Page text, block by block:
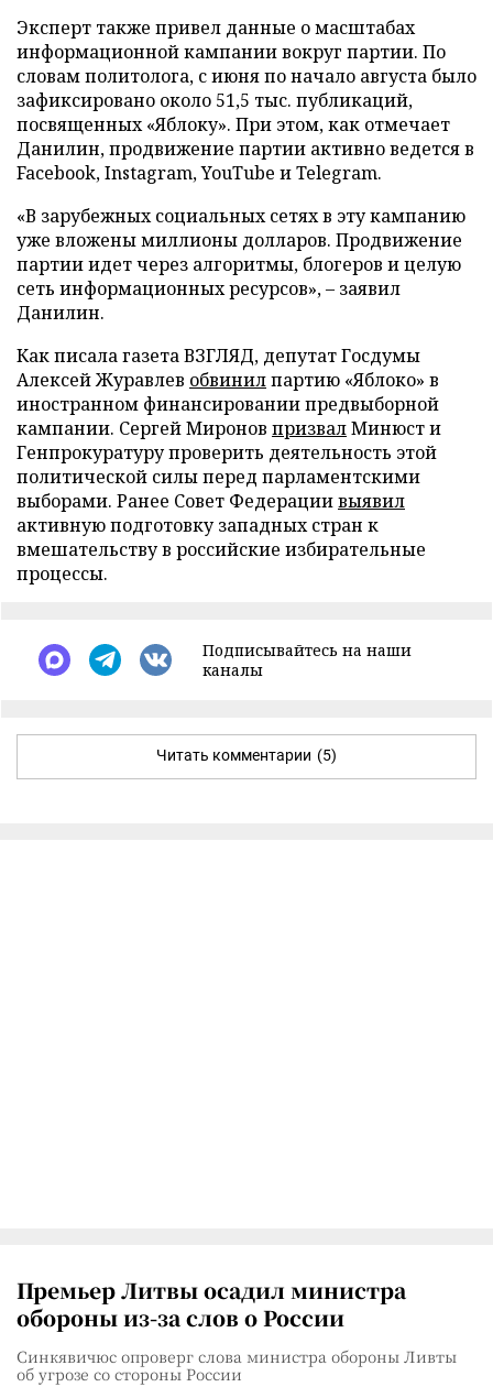
Эксперт также привел данные о масштабах
информационной кампании вокруг партии. По
словам политолога, с июня по начало августа было
зафиксировано около 51,5 тыс. публикаций,
посвященных «Яблоку». При этом, как отмечает
Данилин, продвижение партии активно ведется в
Facebook, Instagram, YouTube и Telegram.
«В зарубежных социальных сетях в эту кампанию
уже вложены миллионы долларов. Продвижение
партии идет через алгоритмы, блогеров и целую
сеть информационных ресурсов», – заявил
Данилин.
Как писала газета ВЗГЛЯД, депутат Госдумы
Алексей Журавлев обвинилпартию «Яблоко» в
иностранном финансировании предвыборной
кампании. Сергей Миронов призвалМинюст и
Генпрокуратуру проверить деятельность этой
политической силы перед парламентскими
выборами. Ранее Совет Федерациивыявил
активную подготовку западных стран к
вмешательству в российские избирательные
процессы.
Подписывайтесь на наши
каналы
Читать комментарии (5)
Премьер Литвы осадил министра
обороны из-за слов о России
Синкявичюс опроверг слова министра обороны Ливты
об угрозе со стороны России